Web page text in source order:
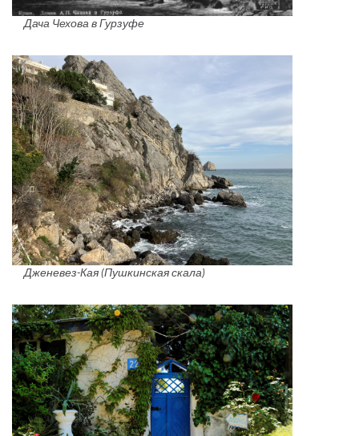
Дача Чехова в Гурзуфе
Дженевез-Кая (Пушкинская скала)